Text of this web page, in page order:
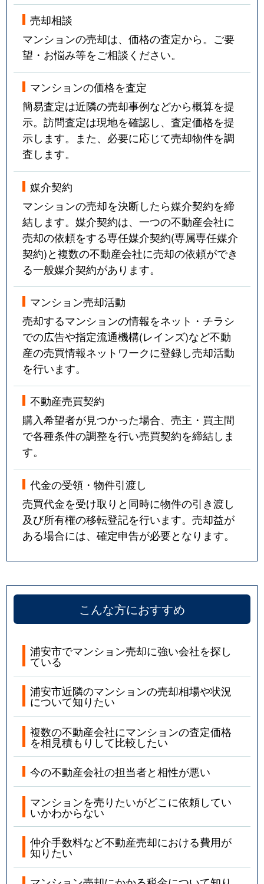
売却相談
マンションの売却は、価格の査定から。ご要
望・お悩み等をご相談ください。
マンションの価格を査定
簡易査定は近隣の売却事例などから概算を提
示。訪問査定は現地を確認し、査定価格を提
示します。また、必要に応じて売却物件を調
査します。
媒介契約
マンションの売却を決断したら媒介契約を締
結します。媒介契約は、一つの不動産会社に
売却の依頼をする専任媒介契約(専属専任媒介
契約)と複数の不動産会社に売却の依頼ができ
る一般媒介契約があります。
マンション売却活動
売却するマンションの情報をネット・チラシ
での広告や指定流通機構(レインズ)など不動
産の売買情報ネットワークに登録し売却活動
を行います。
不動産売買契約
購入希望者が見つかった場合、売主・買主間
で各種条件の調整を行い売買契約を締結しま
す。
代金の受領・物件引渡し
売買代金を受け取りと同時に物件の引き渡し
及び所有権の移転登記を行います。売却益が
ある場合には、確定申告が必要となります。
こんな方におすすめ
浦安市でマンション売却に強い会社を探し
ている
浦安市近隣のマンションの売却相場や状況
について知りたい
複数の不動産会社にマンションの査定価格
を相見積もりして比較したい
今の不動産会社の担当者と相性が悪い
マンションを売りたいがどこに依頼してい
いかわからない
仲介手数料など不動産売却における費用が
知りたい